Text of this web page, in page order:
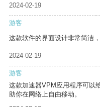
2024-02-19
游客
这款软件的界面设计非常简洁，
2024-02-19
游客
这款加速器VPM应用程序可以
助你在网络上自由移动。